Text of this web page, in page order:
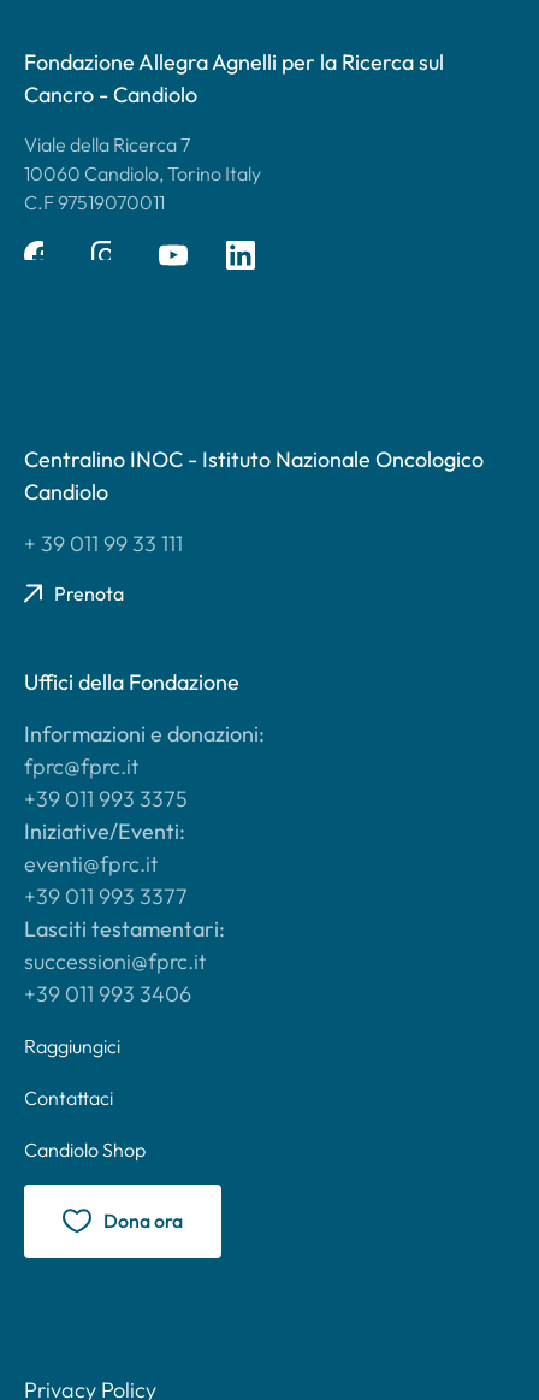
Fondazione Allegra Agnelli per la Ricerca sul
Cancro - Candiolo
Viale della Ricerca 7
10060 Candiolo, Torino Italy
C.F 97519070011
Centralino INOC - Istituto Nazionale Oncologico
Candiolo
+ 39 011 99 33 111
Prenota
Uffici della Fondazione
Informazioni e donazioni:
fprc@fprc.it
+39 011 993 3375
Iniziative/Eventi:
eventi@fprc.it
+39 011 993 3377
Lasciti testamentari:
successioni@fprc.it
+39 011 993 3406
Raggiungici
Contattaci
Candiolo Shop
Dona ora
Privacy Policy